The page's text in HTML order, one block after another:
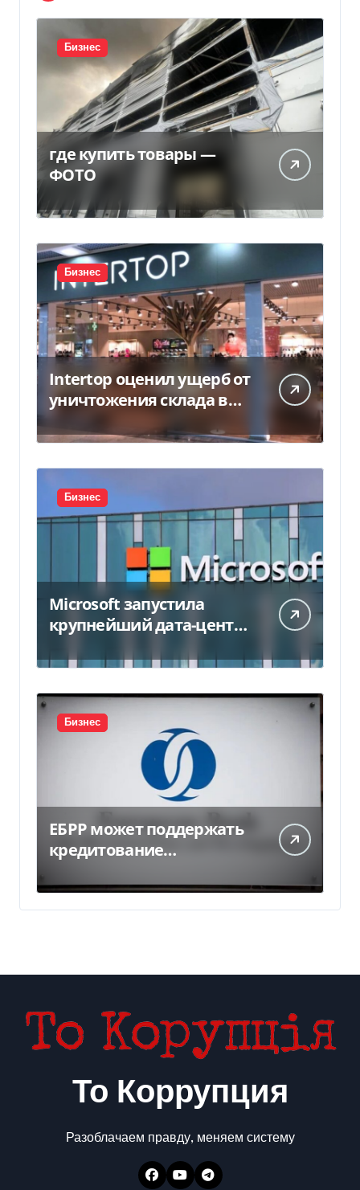
Бизнес
где купить товары —
ФОТО
Бизнес
Intertop оценил ущерб от
уничтожения склада в
450 млн грн
Бизнес
Microsoft запустила
крупнейший дата-центр
миллиарда
Бизнес
ЕБРР может поддержать
кредитование
300 млн евро — Delo.ua
То Коррупция
Разоблачаем правду, меняем систему